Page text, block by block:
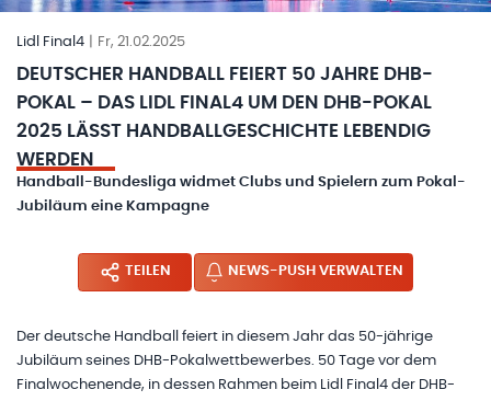
Lidl Final4 Fr, 21.02.2025
DEUTSCHER HANDBALL FEIERT 50 JAHRE DHB-
POKAL – DAS LIDL FINAL4 UM DEN DHB-POKAL
2025 LÄSST HANDBALLGESCHICHTE LEBENDIG
WERDEN
Handball-Bundesliga widmet Clubs und Spielern zum Pokal-
Jubiläum eine Kampagne
TEILEN NEWS-PUSH VERWALTEN
Der deutsche Handball feiert in diesem Jahr das 50-jährige
Jubiläum seines DHB-Pokalwettbewerbes. 50 Tage vor dem
Finalwochenende, in dessen Rahmen beim Lidl Final4 der DHB-